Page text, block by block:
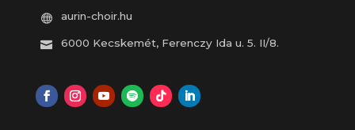
 aurin-choir.hu
 6000 Kecskemét, Ferenczy Ida u. 5. II/8.